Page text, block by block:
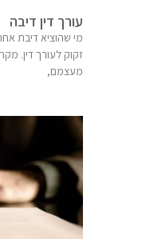
עורך דין דיבה
מי שהוציא דיבת
זקוק לעורך דין.
מעצמם,